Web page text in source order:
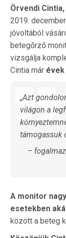
Örvendi
2019.
jóvoltából
betegőrző
vizsgálja
Cintia már évek
„Azt
világon a
támogassuk
–
A monitor
esetekben
között a beteg